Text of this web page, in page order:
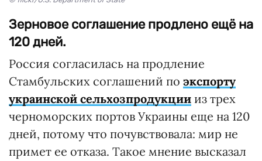
Зерновое соглашение продлено ещё на
120 дней.
Россия согласилась на продление
Стамбульских соглашений по экспорту
украинской сельхозпродукции из трех
черноморских портов Украины еще на 120
дней, потому что почувствовала: мир не
примет ее отказа. Такое мнение высказал